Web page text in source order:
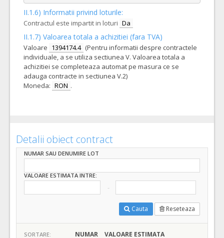
II.1.6) Informatii privind loturile:
Contractul este impartit in loturi Da
II.1.7) Valoarea totala a achizitiei (fara TVA)
Valoare 1394174.4 (Pentru informatii despre contractele
individuale, a se utiliza sectiunea V. Valoarea totala a
achizitiei se completeaza automat pe masura ce se
adauga contracte in sectiunea V.2)
Moneda: RON .
Detalii obiect contract
NUMAR SAU DENUMIRE LOT
VALOARE ESTIMATA INTRE:
Cauta Reseteaza
SORTARE: NUMAR VALOARE ESTIMATA